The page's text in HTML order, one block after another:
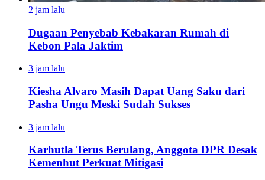
2 jam lalu
Dugaan Penyebab Kebakaran Rumah di
Kebon Pala Jaktim
3 jam lalu
Kiesha Alvaro Masih Dapat Uang Saku dari
Pasha Ungu Meski Sudah Sukses
3 jam lalu
Karhutla Terus Berulang, Anggota DPR Desak
Kemenhut Perkuat Mitigasi